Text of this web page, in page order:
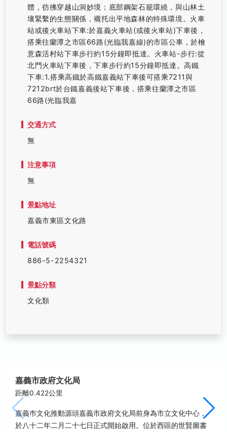
體，彷彿穿越山洞妙境；底部鋼架石籠環繞，與山林土
壤緊繫的生態關係，襯托出平地森林的特殊環境。火車
站或後火車站下車:於嘉義火車站(或後火車站)下車後，
搭乘往蘭潭之市區66路(光臨我嘉線)的市區公車，於檜
意森活村站下車步行約15分鐘即抵達。火車站-步行:從
北門火車站下車後，下車步行約15分鐘即抵達。高鐵
下車:1.搭乘高鐵於高鐵嘉義站下車後可搭乘7211與
7212brt於台鐵嘉義後站下車後，搭乘往蘭潭之市區
66路(光臨我嘉
交通方式
無
注意事項
無
景點地址
嘉義市東區文化路
電話號碼
886-5-2254321
景點分類
文化類
嘉義市政府文化局
距離0.422公里
嘉義巿文化推動源頭嘉義市政府文化局前身為市立文化中心，
於八十二年二月二十七日正式開始啟用。位於西區的世賢圖書